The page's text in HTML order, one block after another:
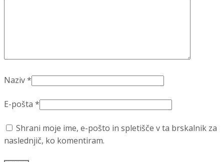
Naziv*
E-pošta *
Shrani moje ime, e-pošto in spletišče v ta brskalnik za
naslednjič, ko komentiram.